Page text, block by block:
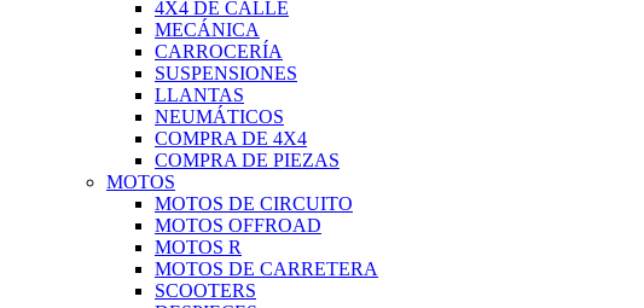
4X4 DE CALLE
MECÁNICA
CARROCERÍA
SUSPENSIONES
LLANTAS
NEUMÁTICOS
COMPRA DE 4X4
COMPRA DE PIEZAS
MOTOS
MOTOS DE CIRCUITO
MOTOS OFFROAD
MOTOS R
MOTOS DE CARRETERA
SCOOTERS